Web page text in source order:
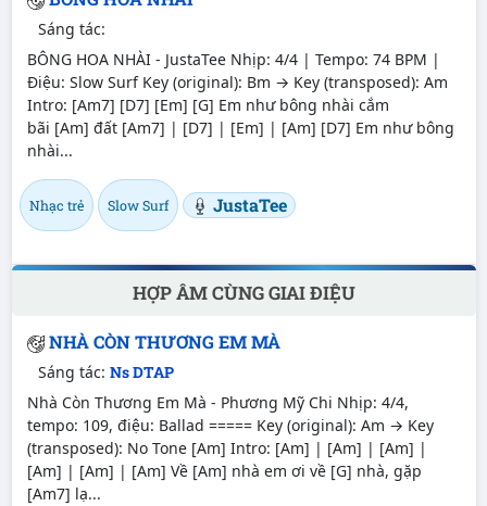
Sáng tác:
BÔNG HOA NHÀI - JustaTee Nhịp: 4/4 | Tempo: 74 BPM |
Điệu: Slow Surf Key (original): Bm → Key (transposed): Am
Intro: [Am7] [D7] [Em] [G] Em như bông nhài cắm
bãi [Am] đất [Am7] | [D7] | [Em] | [Am] [D7] Em như bông
nhài...
Nhạc trẻ Slow Surf JustaTee
HỢP ÂM CÙNG GIAI ĐIỆU
NHÀ CÒN THƯƠNG EM MÀ
Sáng tác: Ns DTAP
Nhà Còn Thương Em Mà - Phương Mỹ Chi Nhịp: 4/4,
tempo: 109, điệu: Ballad ===== Key (original): Am → Key
(transposed): No Tone [Am] Intro: [Am] | [Am] | [Am] |
[Am] | [Am] | [Am] Về [Am] nhà em ơi về [G] nhà, gặp
[Am7] lạ...